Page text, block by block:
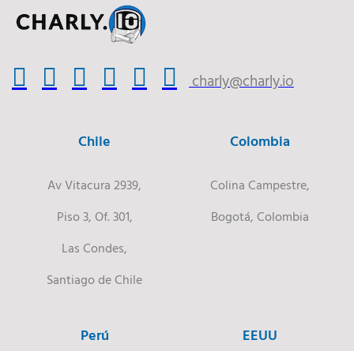
charly@charly.io
Chile
Av Vitacura 2939,
Piso 3, Of. 301,
Las Condes,
Santiago de Chile
Colombia
Colina Campestre,
Bogotá, Colombia
Perú EEUU